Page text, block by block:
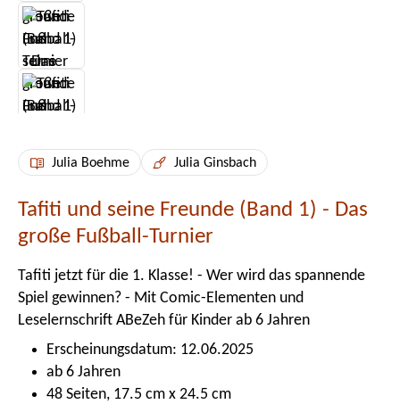
Julia Boehme Julia Ginsbach
Tafiti und seine Freunde (Band 1) - Das
große Fußball-Turnier
Tafiti jetzt für die 1. Klasse! - Wer wird das spannende
Spiel gewinnen? - Mit Comic-Elementen und
Leselernschrift ABeZeh für Kinder ab 6 Jahren
Erscheinungsdatum: 12.06.2025
ab 6 Jahren
48 Seiten, 17.5 cm x 24.5 cm